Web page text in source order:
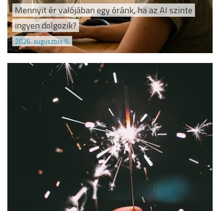
Mennyit ér valójában egy óránk, ha az AI szinte
ingyen dolgozik?
2026. augusztus 5.